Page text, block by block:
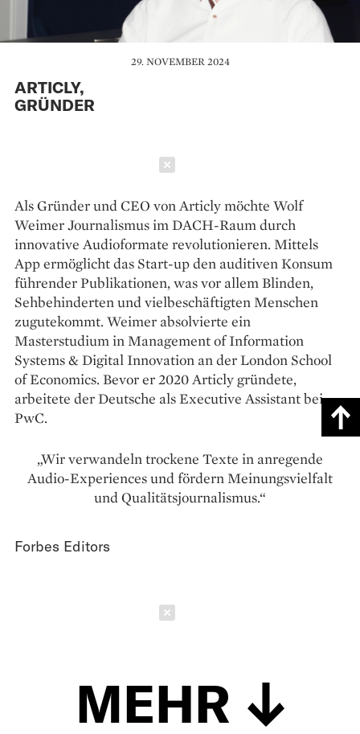
29. NOVEMBER 2024
ARTICLY,
GRÜNDER
Als Gründer und CEO von Articly möchte Wolf
Weimer Journalismus im DACH-Raum durch
innovative Audioformate revolutionieren. Mittels
App ermöglicht das Start-up den auditiven Konsum
führender Publikationen, was vor allem Blinden,
Sehbehinderten und vielbeschäftigten Menschen
zugutekommt. Weimer absolvierte ein
Masterstudium in Management of Information
Systems & Digital Innovation an der London School
of Economics. Bevor er 2020 Articly gründete,
arbeitete der Deutsche als Executive Assistant bei
PwC.
„Wir verwandeln trockene Texte in anregende
Audio-Experiences und fördern Meinungsvielfalt
und Qualitätsjournalismus.“
Forbes Editors
MEHR